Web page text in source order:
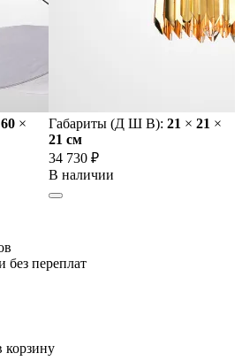
60 ×
Габариты (Д Ш В): 21 × 21 ×
21 cм
34 730 ₽
В наличии
без переплат
корзину